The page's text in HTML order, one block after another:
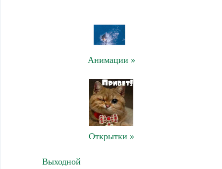
Анимации »
Открытки »
Выходной